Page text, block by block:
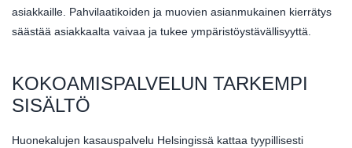
asiakkaille. Pahvilaatikoiden ja muovien asianmukainen kierrätys
säästää asiakkaalta vaivaa ja tukee ympäristöystävällisyyttä.
KOKOAMISPALVELUN TARKEMPI
SISÄLTÖ
Huonekalujen kasauspalvelu Helsingissä kattaa tyypillisesti